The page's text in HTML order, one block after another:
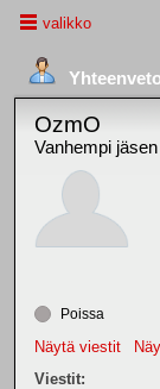
valikko
OzmO
Vanhempi jäsen
Poissa
Näytä viestit
Viestit: